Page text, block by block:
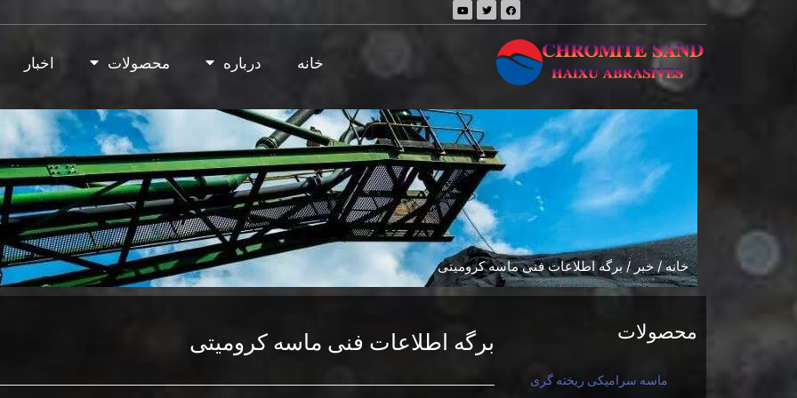
خانه درباره محصولات اخبار
خانه/خبر/ برگه اطلاعات فنی ماسه کرومیتی
محصولات
ماسه سرامیکی ریخته گری
برگه اطلاعات فنی ماسه کرومیتی